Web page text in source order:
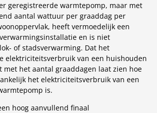
geregistreerde warmtepomp, maar met
aantal wattuur per graaddag per
heeft vermoedelijk een
en is niet
of stadsverwarming. Dat het
elektriciteitsverbruik van een huishouden
met het aantal graaddagen laat zien hoe
het elektriciteitsverbruik van een
is.
hoog aanvullend finaal